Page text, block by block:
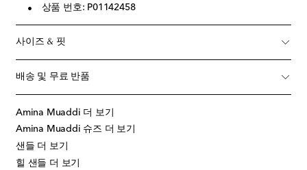
상품 번호: P01142458
사이즈 & 핏
배송 및 무료 반품
Amina Muaddi 더 보기
Amina Muaddi 슈즈 더 보기
샌들 더 보기
힐 샌들 더 보기